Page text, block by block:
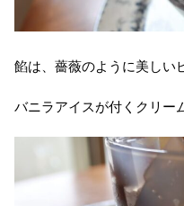
餡は、薔薇のように美しい
バニラアイスが付くクリー